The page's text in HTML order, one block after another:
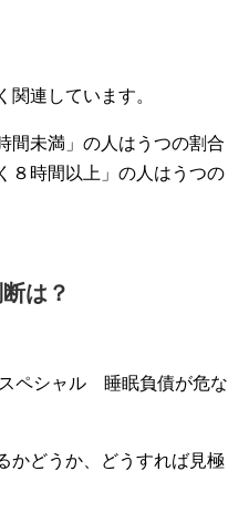
連しています。
未満」の人はうつの割合
８時間以上」の人はうつの
は？
ペシャル 睡眠負債が危な
かどうか、どうすれば見極